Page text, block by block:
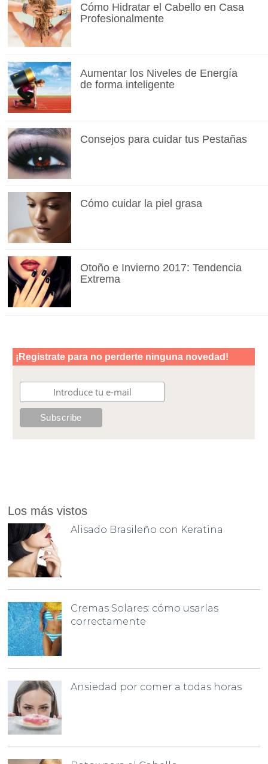
Cómo Hidratar el Cabello en Casa
Profesionalmente
Aumentar los Niveles de Energía
de forma inteligente
Consejos para cuidar tus Pestañas
Cómo cuidar la piel grasa
Otoño e Invierno 2017: Tendencia
Extrema
Los más vistos
Alisado Brasileño con Keratina
Cremas Solares: cómo usarlas
correctamente
Ansiedad por comer a todas horas